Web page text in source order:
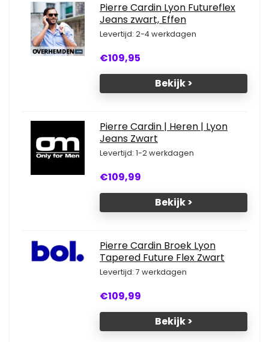
Pierre Cardin Lyon Futureflex
Jeans zwart, Effen
Levertijd: 2-4 werkdagen
€109,95
Bekijk >
Pierre Cardin | Heren | Lyon
Jeans Zwart
Levertijd: 1-2 werkdagen
€109,99
Bekijk >
Pierre Cardin Broek Lyon
Tapered Future Flex Zwart
Levertijd: 7 werkdagen
€109,99
Bekijk >